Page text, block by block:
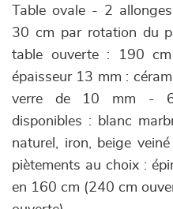
Table ovale - 2
30 cm par rotation du
table ouverte : 190
épaisseur 13 mm :
verre de 10 mm - 6
disponibles : blanc
naturel, iron, beige
piètements au choix :
en 160 cm (240 cm